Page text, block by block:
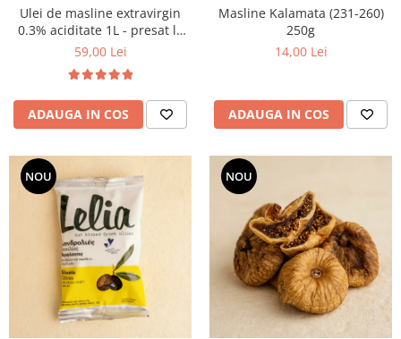
Ulei de masline extravirgin
0.3% aciditate 1L - presat la
rece
59,00 Lei
ADAUGA IN COS
Masline Kalamata (231-260)
250g
14,00 Lei
ADAUGA IN COS
NOU NOU